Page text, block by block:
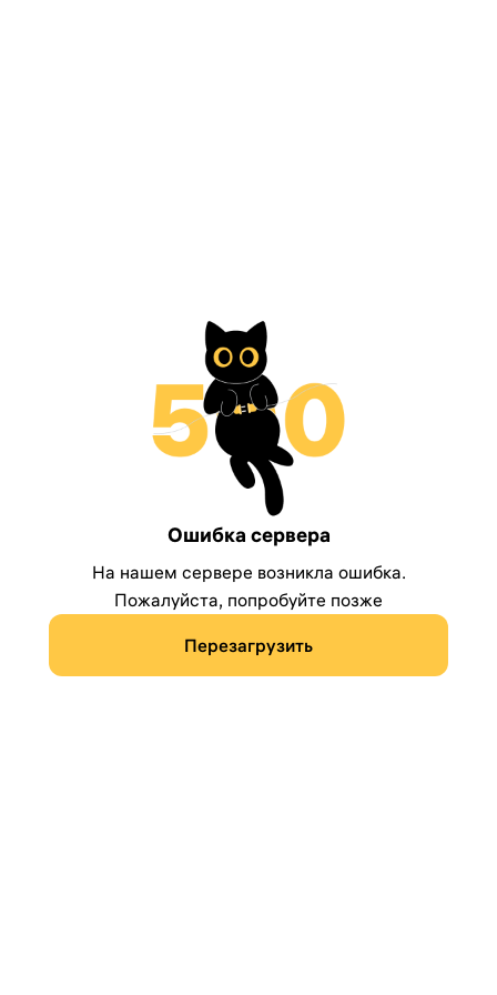
Ошибка сервера
На нашем сервере возникла ошибка.
Пожалуйста, попробуйте позже
Перезагрузить